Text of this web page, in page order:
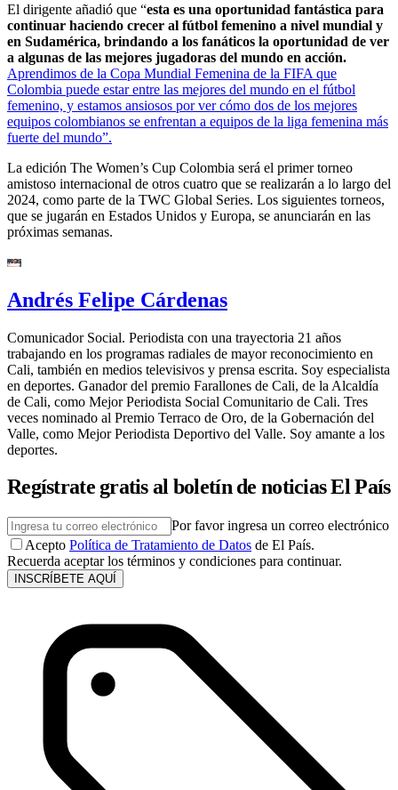
El dirigente añadió que “esta es una oportunidad fantástica para
continuar haciendo crecer al fútbol femenino a nivel mundial y
en Sudamérica, brindando a los fanáticos la oportunidad de ver
a algunas de las mejores jugadoras del mundo en acción.
Aprendimos de la Copa Mundial Femenina de la FIFA que
Colombia puede estar entre las mejores del mundo en el fútbol
femenino, y estamos ansiosos por ver cómo dos de los mejores
equipos colombianos se enfrentan a equipos de la liga femenina más
fuerte del mundo”.
La edición The Women’s Cup Colombia será el primer torneo
amistoso internacional de otros cuatro que se realizarán a lo largo del
2024, como parte de la TWC Global Series. Los siguientes torneos,
que se jugarán en Estados Unidos y Europa, se anunciarán en las
próximas semanas.
Andrés Felipe Cárdenas
Comunicador Social. Periodista con una trayectoria 21 años
trabajando en los programas radiales de mayor reconocimiento en
Cali, también en medios televisivos y prensa escrita. Soy especialista
en deportes. Ganador del premio Farallones de Cali, de la Alcaldía
de Cali, como Mejor Periodista Social Comunitario de Cali. Tres
veces nominado al Premio Terraco de Oro, de la Gobernación del
Valle, como Mejor Periodista Deportivo del Valle. Soy amante a los
deportes.
Regístrate gratis al boletín de noticias El País
Por favor ingresa un correo electrónico
Acepto Política de Tratamiento de Datos de El País.
Recuerda aceptar los términos y condiciones para continuar.
INSCRÍBETE AQUÍ